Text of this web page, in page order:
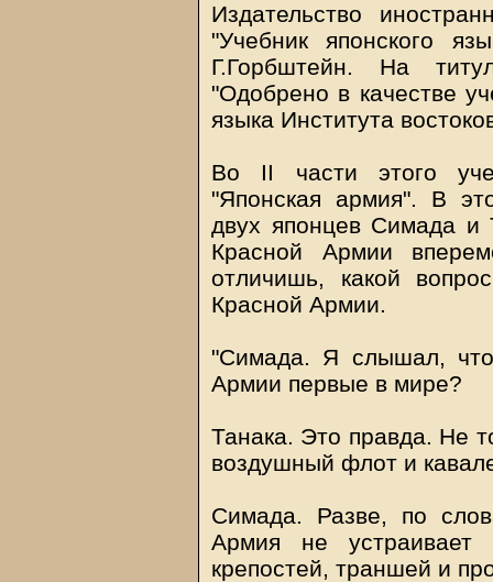
Издательство
"Учебник японского
Г.Горбштейн. На
"Одобрено в качестве
языка Института
Во II части этого
"Японская армия". В
двух японцев Симада и
Красной Армии
отличишь, какой
Красной Армии.
"Симада. Я слышал, что
Армии первые в мире?
Танака. Это правда. Не
воздушный флот и
Симада. Разве, по
Армия не устраивает
крепостей, траншей и